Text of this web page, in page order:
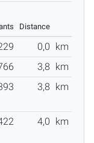
Distance
0,0
km
3,8
km
3,8 km
4,0 km